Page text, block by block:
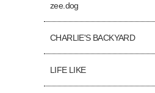
zee.dog
CHARLIE'S BACKYARD
LIFE LIKE